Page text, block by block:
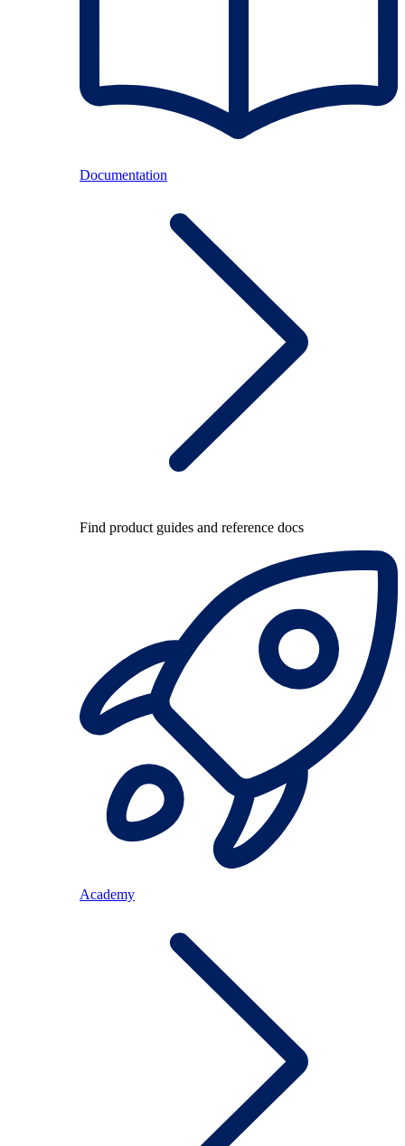
Documentation
Find product guides and reference docs
Academy